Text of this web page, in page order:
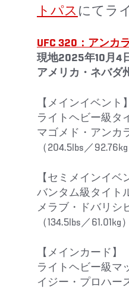
トパス にてラ
UFC 320：アンカ
現地2025年10月4
アメリカ・ネバダ
【メインイベント】
ライトヘビー級タ
マゴメド・アンカ
（204.5lbs／92.76kg
【セミメインイベ
バンタム級タイト
メラブ・ドバリシ
（134.5lbs／61.01kg）
【メインカード】
ライトヘビー級マ
イジー・プロハー